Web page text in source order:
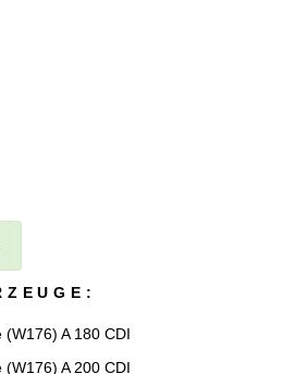
(W176) A 180 CDI
(W176) A 200 CDI